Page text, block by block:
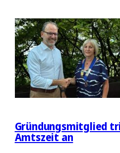
Gründungsmitglied
Amtszeit an